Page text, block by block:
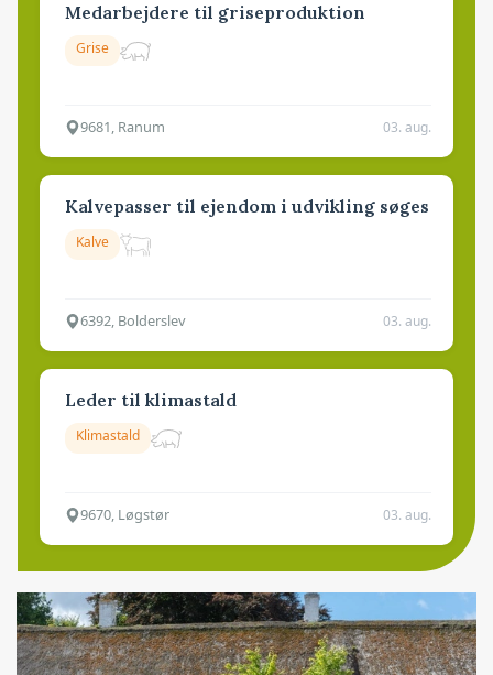
Medarbejdere til griseproduktion
Grise
9681, Ranum 03. aug.
Kalvepasser til ejendom i udvikling søges
Kalve
6392, Bolderslev 03. aug.
Leder til klimastald
Klimastald
9670, Løgstør 03. aug.